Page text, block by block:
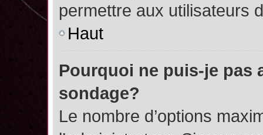
permettre aux utilisateurs
Haut
Pourquoi ne puis-je pas
sondage?
Le nombre d’options